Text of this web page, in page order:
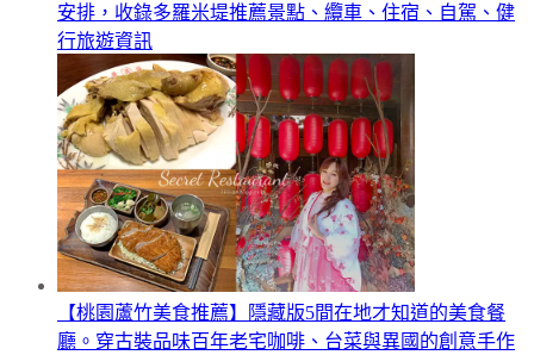
安排，收錄多羅米堤推薦景點、纜車、住宿、自駕、健
行旅遊資訊
【桃園蘆竹美食推薦】隱藏版5間在地才知道的美食餐
廳。穿古裝品味百年老宅咖啡、台菜與異國的創意手作